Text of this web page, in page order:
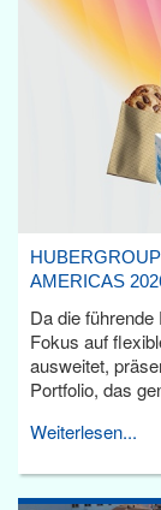
AMERICAS
Da die
Fokus auf
ausweitet,
Portfolio, das
Weiterlesen...